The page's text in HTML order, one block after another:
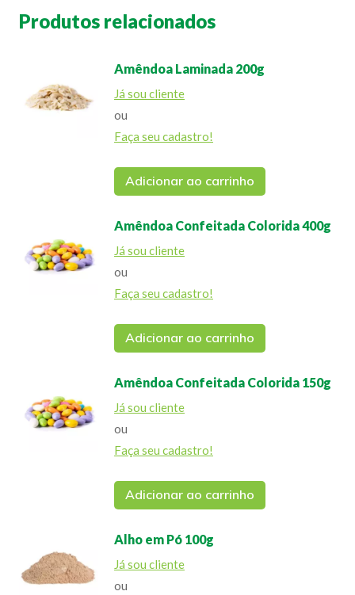
Produtos relacionados
Amêndoa Laminada 200g
Já sou cliente
ou
Faça seu cadastro!
Adicionar ao carrinho
Amêndoa Confeitada Colorida 400g
Já sou cliente
ou
Faça seu cadastro!
Adicionar ao carrinho
Amêndoa Confeitada Colorida 150g
Já sou cliente
ou
Faça seu cadastro!
Adicionar ao carrinho
Alho em Pó 100g
Já sou cliente
ou